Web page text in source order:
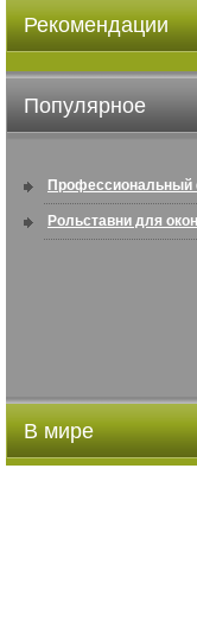
Рекомендации
Популярное
Профессиональный
искусство создавать
Рольставни для
В мире